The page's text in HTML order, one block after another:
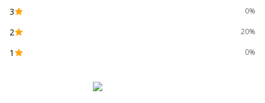
3 0%
2 20%
1 0%